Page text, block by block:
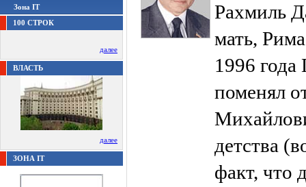
Зона IT
100 СТРОК
далее
ВЛАСТЬ
далее
ЗОНА IT
Рахмиль
мать,
1996
поменял
детства
факт, что